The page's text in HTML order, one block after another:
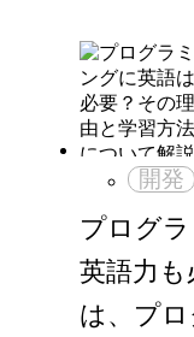
開発
プログ
英語力
は、プ